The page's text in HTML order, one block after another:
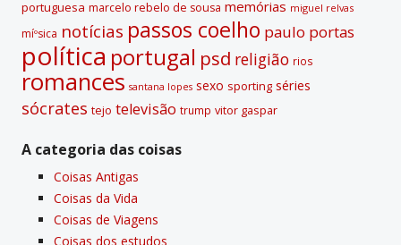
portuguesa marcelo rebelo de sousa memórias miguel relvas
míºsica notí­cias passos coelho paulo portas
polí­tica portugal psd religião rios
romances santana lopes sexo sporting séries
sócrates tejo televisão trump vitor gaspar
A categoria das coisas
Coisas Antigas
Coisas da Vida
Coisas de Viagens
Coisas dos estudos